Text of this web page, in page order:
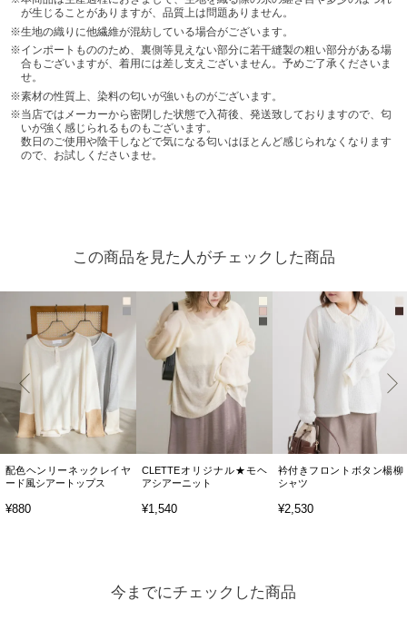
が生じることがありますが、品質上は問題ありません。
生地の織りに他繊維が混紡している場合がございます。
インポートもののため、裏側等見えない部分に若干縫製の粗い部分がある場
合もございますが、着用には差し支えございません。予めご了承くださいま
せ。
素材の性質上、染料の匂いが強いものがございます。
当店ではメーカーから密閉した状態で入荷後、発送致しておりますので、匂
いが強く感じられるものもございます。
数日のご使用や陰干しなどで気になる匂いはほとんど感じられなくなります
ので、お試しくださいませ。
この商品を見た人がチェックした商品
配色ヘンリーネックレイヤ
ード風シアートップス
¥880
CLETTEオリジナル★モヘ
アシアーニット
¥1,540
衿付きフロントボタン楊柳
シャツ
¥2,530
今までにチェックした商品